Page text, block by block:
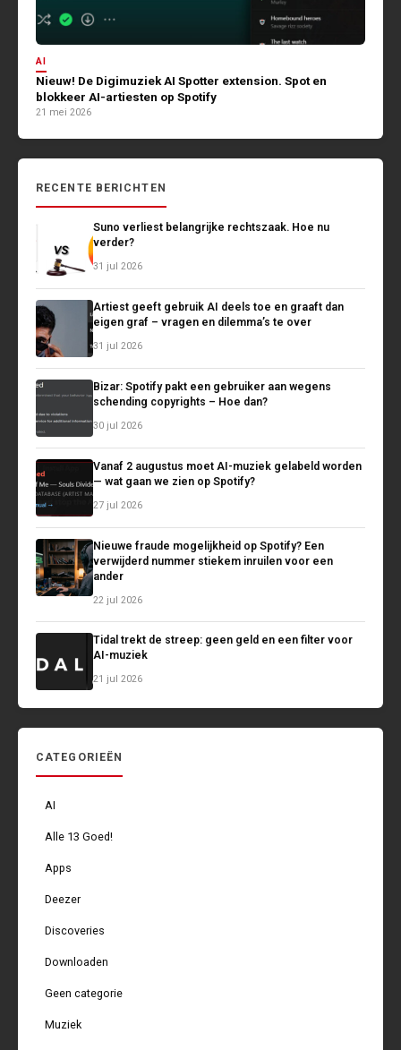
AI
Nieuw! De Digimuziek AI Spotter extension. Spot en
blokkeer AI-artiesten op Spotify
21 mei 2026
RECENTE BERICHTEN
Suno verliest belangrijke rechtszaak. Hoe nu
verder?
31 jul 2026
Artiest geeft gebruik AI deels toe en graaft dan
eigen graf – vragen en dilemma’s te over
31 jul 2026
Bizar: Spotify pakt een gebruiker aan wegens
schending copyrights – Hoe dan?
30 jul 2026
Vanaf 2 augustus moet AI-muziek gelabeld worden
— wat gaan we zien op Spotify?
27 jul 2026
Nieuwe fraude mogelijkheid op Spotify? Een
verwijderd nummer stiekem inruilen voor een
ander
22 jul 2026
Tidal trekt de streep: geen geld en een filter voor
AI-muziek
21 jul 2026
CATEGORIEËN
AI
Alle 13 Goed!
Apps
Deezer
Discoveries
Downloaden
Geen categorie
Muziek